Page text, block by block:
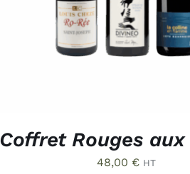
Coffret Rouges aux
48,00 € HT